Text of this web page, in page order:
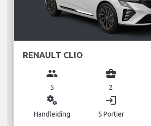
RENAULT CLIO
group
5
business_center
2
miscellaneous_services
Handleiding
login
5 Portier